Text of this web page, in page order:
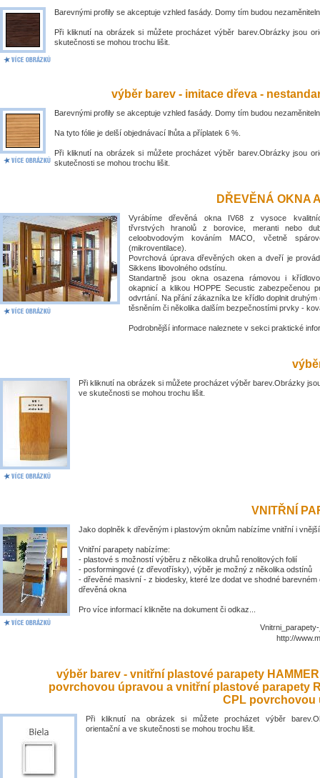
Barevnými profily se akceptuje vzhled fasády. Domy tím budou
Při kliknutí na obrázek si můžete procházet výběr barev.Obrázky jsou
skutečnosti se mohou trochu lišit.
výběr barev - imitace dřeva -
Barevnými profily se akceptuje vzhled fasády. Domy tím budou
Na tyto fólie je delší objednávací lhůta a příplatek 6 %.
Při kliknutí na obrázek si můžete procházet výběr barev.Obrázky jsou
skutečnosti se mohou trochu lišit.
DŘEVĚNÁ OKNA
Vyrábíme dřevěná okna IV68 z vysoce
třvrstvých hranolů z borovice, meranti nebo
celoobvodovým kováním MACO, včetně
(mikroventilace).
Povrchová úprava dřevěných oken a dveří je
Sikkens libovolného odstínu.
Standartně jsou okna osazena rámovou i
okapnicí a klikou HOPPE Secustic zabezpečenou
odvrtání. Na přání zákazníka lze křídlo doplnit druhým
těsněním či několika dalším bezpečnostími prvky -
Podrobnější informace naleznete v sekci praktické
Při kliknutí na obrázek si můžete procházet výběr barev.Obrázky
ve skutečnosti se mohou trochu lišit.
VNITŘNÍ
Jako doplněk k dřevěným i plastovým oknům nabízíme vnitřní i
Vnitřní parapety nabízíme:
- plastové s možností výběru z několika druhů renolitových folií
- posformingové (z dřevotřísky), výběr je možný z několika odstínů
- dřevěné masivní - z biodesky, které lze dodat ve shodné barevném
dřevěná okna
Pro více informací klikněte na dokument či odkaz...
http://
výběr barev - vnitřní plastové parapety
povrchovou úpravou a vnitřní plastové parapety
CPL povrchovou
Při kliknutí na obrázek si můžete procházet výběr
orientační a ve skutečnosti se mohou trochu lišit.